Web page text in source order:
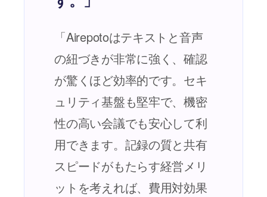
「Airepotoはテキストと音声
の紐づきが非常に強く、確認
が驚くほど効率的です。セキ
ュリティ基盤も堅牢で、機密
性の高い会議でも安心して利
用できます。記録の質と共有
スピードがもたらす経営メリ
ットを考えれば、費用対効果